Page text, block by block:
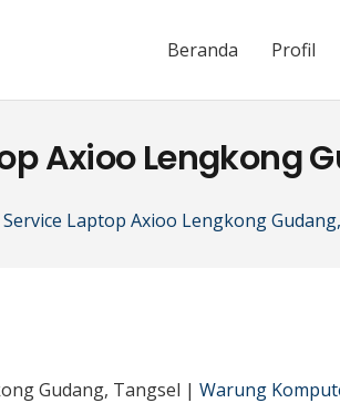
Beranda Profil
Axioo Lengkong
Service Laptop Axioo Lengkong
Gudang, Tangsel | Warung